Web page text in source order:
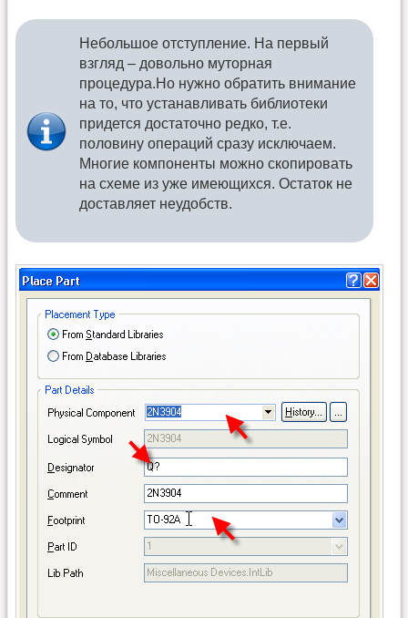
Небольшое отступление. На первый
взгляд – довольно муторная
процедура.Но нужно обратить внимание
на то, что устанавливать библиотеки
придется достаточно редко, т.е.
половину операций сразу исключаем.
Многие компоненты можно скопировать
на схеме из уже имеющихся. Остаток не
доставляет неудобств.